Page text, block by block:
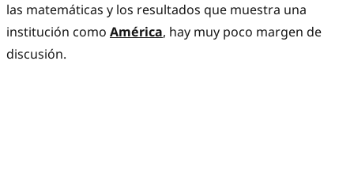
las matemáticas y los resultados que muestra una
institución como América, hay muy poco margen de
discusión.